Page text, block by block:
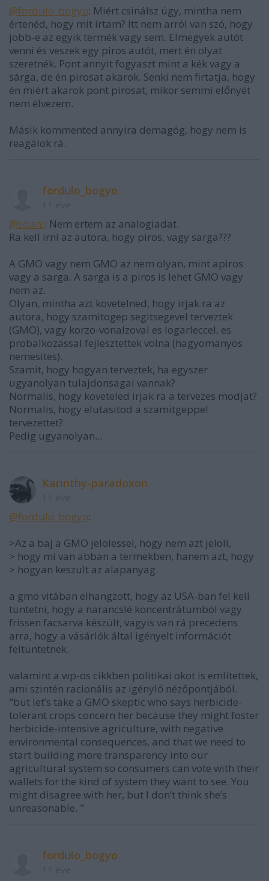
@fordulo_bogyo: Miért csinálsz úgy, mintha nem
értenéd, hogy mit írtam? Itt nem arról van szó, hogy
jobb-e az egyik termék vagy sem. Elmegyek autót
venni és veszek egy piros autót, mert én olyat
szeretnék. Pont annyit fogyaszt mint a kék vagy a
sárga, de én pirosat akarok. Senki nem firtatja, hogy
én miért akarok pont pirosat, mikor semmi előnyét
nem élvezem.
Másik kommented annyira demagóg, hogy nem is
reagálok rá.
fordulo_bogyo
@sdani: Nem ertem az analogiadat.
Ra kell irni az autora, hogy piros, vagy sarga???
A GMO vagy nem GMO az nem olyan, mint apiros
vagy a sarga. A sarga is a piros is lehet GMO vagy
nem az.
Olyan, mintha azt kovetelned, hogy irjak ra az
autora, hogy szamitogep segitsegevel terveztek
(GMO), vagy korzo-vonalzoval es logarleccel, es
probalkozassal fejlesztettek volna (hagyomanyos
nemesites).
Szamit, hogy hogyan terveztek, ha egyszer
ugyanolyan tulajdonsagai vannak?
Normalis, hogy koveteled irjak ra a tervezes modjat?
Normalis, hogy elutasitod a szamitgeppel
tervezettet?
Pedig ugyanolyan...
Karinthy-paradoxon
@fordulo_bogyo:
>Az a baj a GMO jelolessel, hogy nem azt jeloli,
> hogy mi van abban a termekben, hanem azt, hogy
> hogyan keszult az alapanyag.
a gmo vitában elhangzott, hogy az USA-ban fel kell
tüntetni, hogy a narancslé koncentrátumból vagy
frissen facsarva készült, vagyis van rá precedens
arra, hogy a vásárlók által igényelt információt
feltüntetnek.
valamint a wp-os cikkben politikai okot is említettek,
ami szintén racionális az igénylő nézőpontjából.
"but let’s take a GMO skeptic who says herbicide-
tolerant crops concern her because they might foster
herbicide-intensive agriculture, with negative
environmental consequences, and that we need to
start building more transparency into our
agricultural system so consumers can vote with their
wallets for the kind of system they want to see. You
might disagree with her, but I don’t think she’s
unreasonable. "
fordulo_bogyo